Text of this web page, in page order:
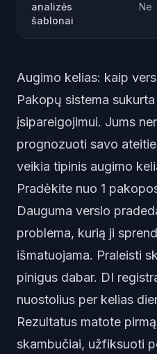
analizės
šablonai
Ne
Augimo kelias: kaip
Pakopų sistema
įsipareigojimui. Jums
prognozuoti savo
veikia tipinis augimo
Pradėkite nuo 1
Dauguma verslo
problema, kurią ji
išmatuojama. Praleisti
pinigus dabar. DI
nuostolius per kelias
Rezultatus matote
skambučiai, užfiksuoti